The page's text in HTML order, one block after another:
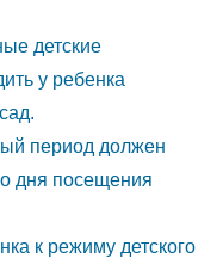
детские
у ребенка
период должен
дня посещения
к режиму детского